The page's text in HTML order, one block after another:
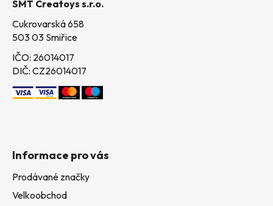
SMT Creatoys s.r.o.
Cukrovarská 658
503 03 Smiřice
IČO: 26014017
DIČ: CZ26014017
Informace pro vás
Prodávané značky
Velkoobchod